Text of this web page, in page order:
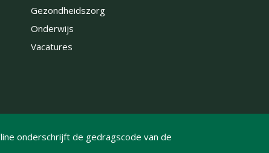
Gezondheidszorg
Onderwijs
Vacatures
onderschrijft de gedragscode van de